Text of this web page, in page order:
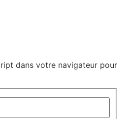
dans votre navigateur pour